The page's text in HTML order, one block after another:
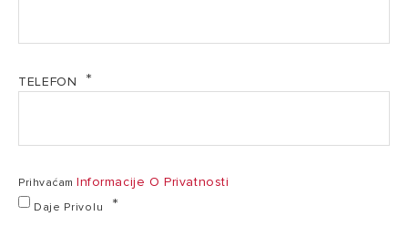
količina
/
CO2
ZNAČAJKE
TEŽINE I DIMENZIJE
Projektantske podloge - Klima uredjaji Multi Vanjske
(PDF, 215.37 kb)
TELEFON
Prihvaćam Informacije O Privatnosti
Daje Privolu